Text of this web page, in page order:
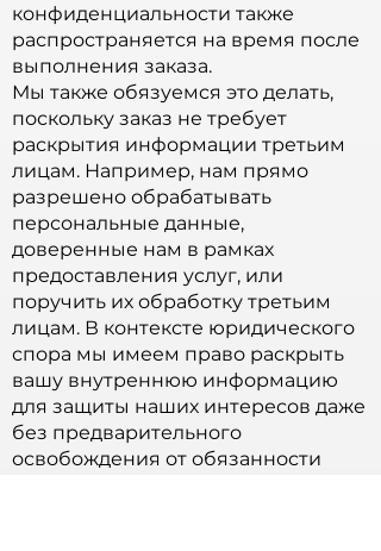
конфиденциальности также
распространяется на время после
выполнения заказа.
Мы также обязуемся это делать,
поскольку заказ не требует
раскрытия информации третьим
лицам. Например, нам прямо
разрешено обрабатывать
персональные данные,
доверенные нам в рамках
предоставления услуг, или
поручить их обработку третьим
лицам. В контексте юридического
спора мы имеем право раскрыть
вашу внутреннюю информацию
для защиты наших интересов даже
без предварительного
освобождения от обязанности